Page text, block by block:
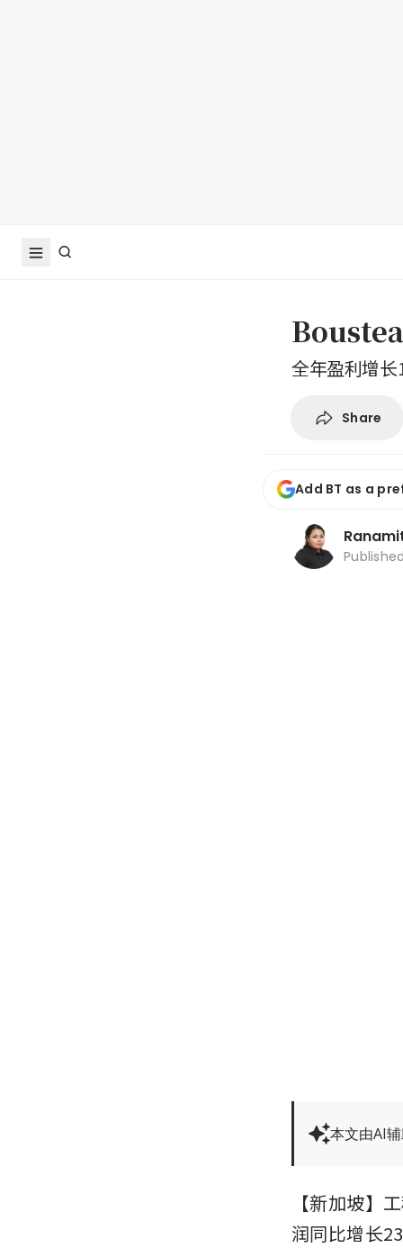
全年盈利增
Share
Add BT as a
本文由AI
【新加坡】
润同比增长